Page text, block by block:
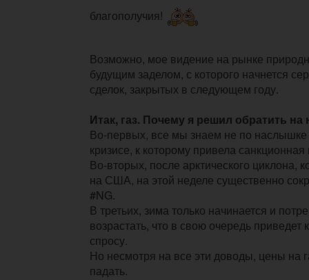
благополучия!
Возможно, мое видение на рынке
будущим заделом, с которого начнется
сделок, закрытых в следующем году.
Итак, газ. Почему я решил обратить
Во-первых, все мы знаем не по наслышке
кризисе, к которому привела санкционная
Во-вторых, после арктического циклона,
на США, на этой неделе существенно
#NG.
В третьих, зима только начинается и
возрастать, что в свою очередь
спросу.
Но несмотря на все эти доводы, цены на
падать.